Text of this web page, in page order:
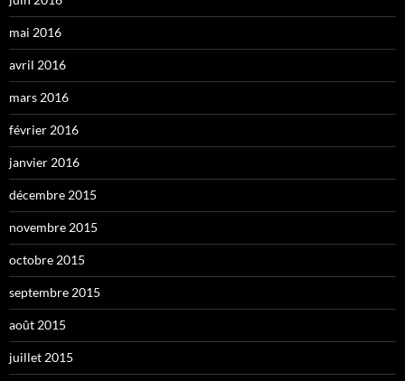
mai 2016
avril 2016
mars 2016
février 2016
janvier 2016
décembre 2015
novembre 2015
octobre 2015
septembre 2015
août 2015
juillet 2015